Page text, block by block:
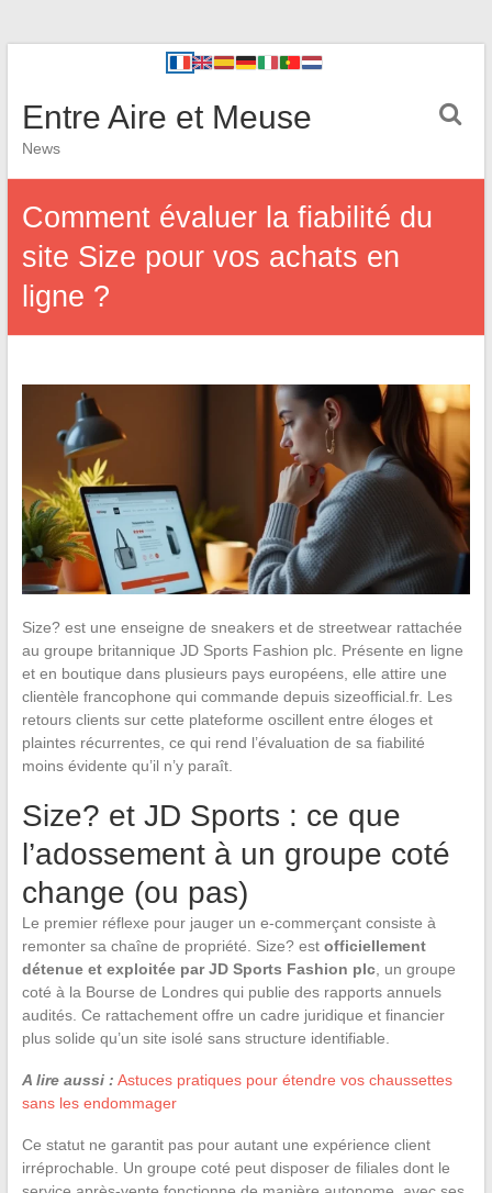
Entre Aire et Meuse
News
Comment évaluer la fiabilité du
site Size pour vos achats en
ligne ?
Size? est une enseigne de sneakers et de streetwear rattachée
au groupe britannique JD Sports Fashion plc. Présente en ligne
et en boutique dans plusieurs pays européens, elle attire une
clientèle francophone qui commande depuis sizeofficial.fr. Les
retours clients sur cette plateforme oscillent entre éloges et
plaintes récurrentes, ce qui rend l’évaluation de sa fiabilité
moins évidente qu’il n’y paraît.
Size? et JD Sports : ce que
l’adossement à un groupe coté
change (ou pas)
Le premier réflexe pour jauger un e-commerçant consiste à
remonter sa chaîne de propriété. Size? est officiellement
détenue et exploitée par JD Sports Fashion plc, un groupe
coté à la Bourse de Londres qui publie des rapports annuels
audités. Ce rattachement offre un cadre juridique et financier
plus solide qu’un site isolé sans structure identifiable.
A lire aussi : Astuces pratiques pour étendre vos chaussettes
sans les endommager
Ce statut ne garantit pas pour autant une expérience client
irréprochable. Un groupe coté peut disposer de filiales dont le